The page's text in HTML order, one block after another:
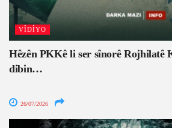
VÎDÎYO
Hêzên PKKê li ser sînorê Rojhilatê
dibin…
26/07/2026